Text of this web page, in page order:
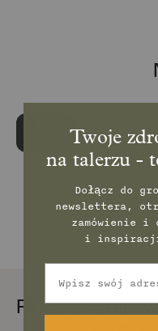
4.08
Rozpocznij
Twoje
na talerzu -
Dołącz do
newslettera,
zamówienie i
i inspiracji